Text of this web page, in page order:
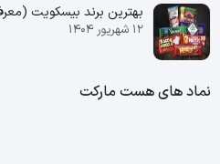
بهترین برند بیسکویت (معرفی
۱۲ شهریور ۱۴۰۴
نماد های هست مارکت